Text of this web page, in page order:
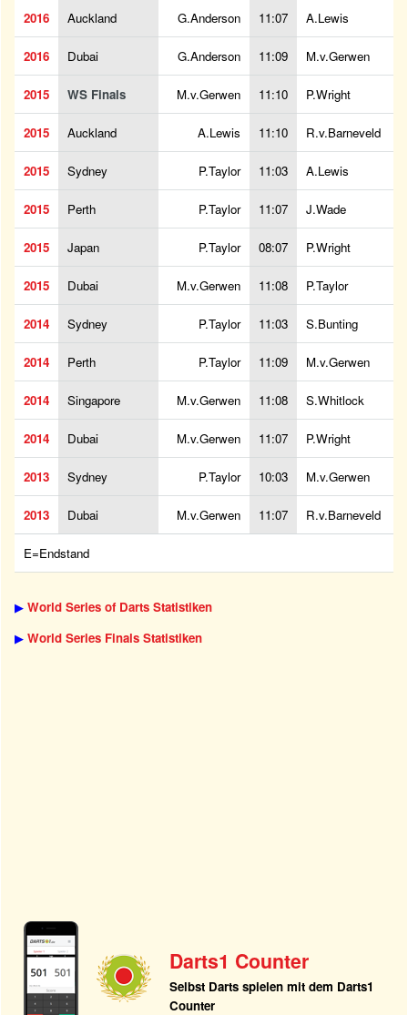
2016 Auckland G.Anderson 11:07 A.Lewis
2016 Dubai G.Anderson 11:09 M.v.Gerwen
2015 WS Finals M.v.Gerwen 11:10 P.Wright
2015 Auckland A.Lewis 11:10 R.v.Barneveld
2015 Sydney P.Taylor 11:03 A.Lewis
2015 Perth P.Taylor 11:07 J.Wade
2015 Japan P.Taylor 08:07 P.Wright
2015 Dubai M.v.Gerwen 11:08 P.Taylor
2014 Sydney P.Taylor 11:03 S.Bunting
2014 Perth P.Taylor 11:09 M.v.Gerwen
2014 Singapore M.v.Gerwen 11:08 S.Whitlock
2014 Dubai M.v.Gerwen 11:07 P.Wright
2013 Sydney P.Taylor 10:03 M.v.Gerwen
2013 Dubai M.v.Gerwen 11:07 R.v.Barneveld
E=Endstand
▶ World Series of Darts Statistiken
▶ World Series Finals Statistiken
Darts1 Counter
Selbst Darts spielen mit dem Darts1
Counter